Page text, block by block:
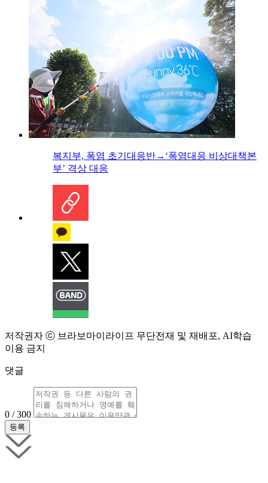
복지부, 폭염 초기대응반→‘폭염대응 비상대책본
부’ 격상 대응
저작권자 ⓒ 브라보마이라이프 무단전재 및 재배포, AI학습
이용 금지
댓글
0 / 300